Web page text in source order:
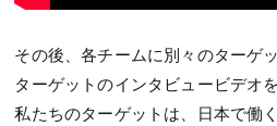
その後、各チームに別々のターゲ
ターゲットのインタビュービデオ
私たちのターゲットは、日本で働